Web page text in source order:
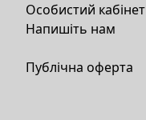
Особистий кабінет
Напишіть нам
Публічна оферта